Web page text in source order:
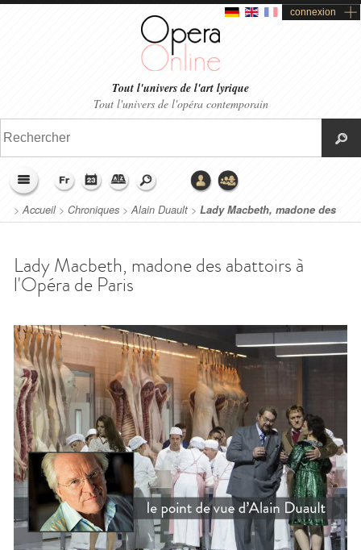
connexion
Tout l'univers de l'art lyrique
Tout l'univers de l'opéra contemporain
>Accueil> Chroniques >Alain Duault > Lady Macbeth, madone des
abattoirs à l'Opéra de Paris
Lady Macbeth, madone des abattoirs à
l'Opéra de Paris